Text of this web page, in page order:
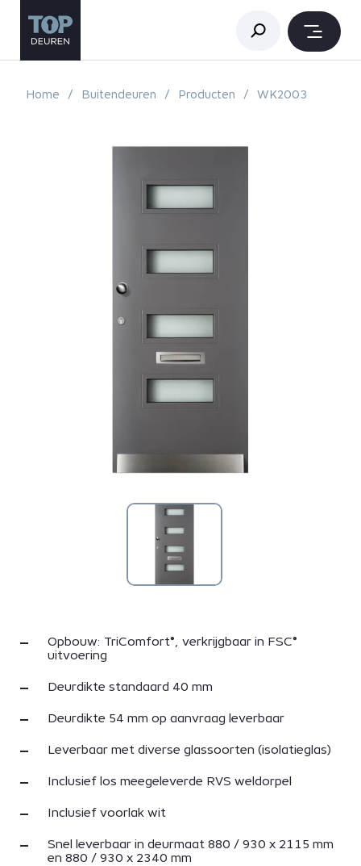
Home Buitendeuren Producten WK2003
Opbouw: TriComfort®, verkrijgbaar in FSC®
uitvoering
Deurdikte standaard 40 mm
Deurdikte 54 mm op aanvraag leverbaar
Leverbaar met diverse glassoorten (isolatieglas)
Inclusief los meegeleverde RVS weldorpel
Inclusief voorlak wit
Snel leverbaar in deurmaat 880 / 930 x 2115 mm
en 880 / 930 x 2340 mm